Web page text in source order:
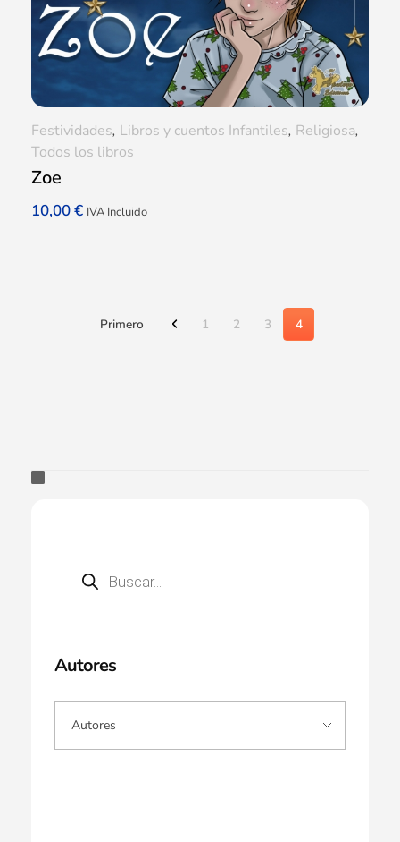
Zoe
10,00€ IVA Incluido
Festividades, Libros y cuentos Infantiles, Religiosa,
Todos los libros
Primero 1 2 3 4
Autores